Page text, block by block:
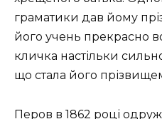
граматики дав йому
його учень прекрасно
кличка настільки
що стала його
Перов в 1862 році